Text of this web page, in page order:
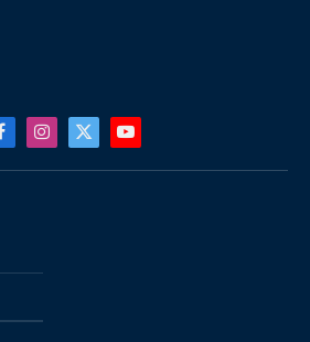
FacebookInstagram
X
YouTube